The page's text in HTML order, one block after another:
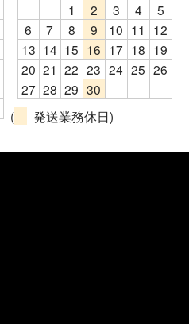
1 2 3 4
5
6
7 8 9 10 11
12
13 14 15 16 17 18 19
20 21 22 23 24 25 26
27 28 29 30
(
発送業務休日)